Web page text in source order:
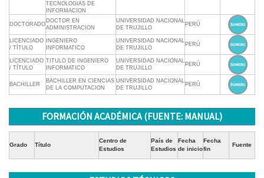
TECNOLOGIAS DE
INFORMACION
DOCTORADO
DOCTOR EN
ADMINISTRACION
UNIVERSIDAD NACIONAL
DE TRUJILLO
PERÚ
LICENCIADO
/ TÍTULO
INGENIERO
INFORMATICO
UNIVERSIDAD NACIONAL
DE TRUJILLO
PERÚ
LICENCIADO
/ TÍTULO
TITULO DE INGENIERO
INFORMATICO
UNIVERSIDAD NACIONAL
DE TRUJILLO
PERÚ
BACHILLER
BACHILLER EN CIENCIAS
DE LA COMPUTACION
UNIVERSIDAD NACIONAL
DE TRUJILLO
PERÚ
FORMACIÓN ACADÉMICA (FUENTE: MANUAL)
Grado Título
Centro de
Estudios
País de
Estudios
Fecha
de inicio
Fecha
fin
Fuente